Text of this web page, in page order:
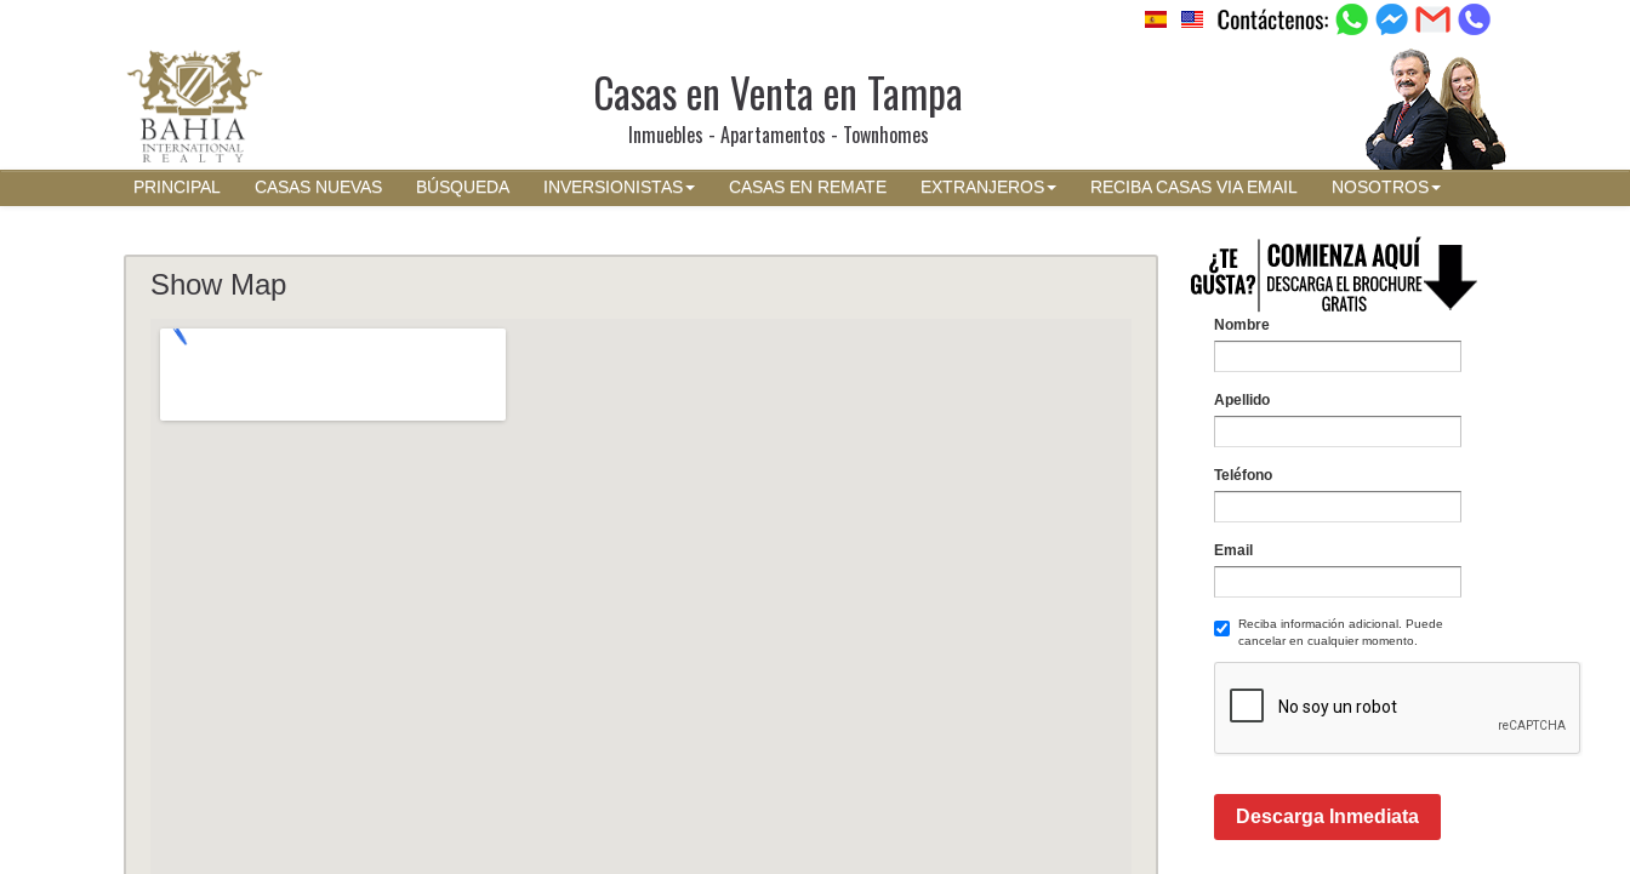
Casas en Venta en Tampa
Inmuebles - Apartamentos - Townhomes
PRINCIPAL CASAS NUEVAS BÚSQUEDA INVERSIONISTAS CASAS EN REMATE EXTRANJEROS RECIBA CASAS VIA EMAIL NOSOTROS
Show Map
Nombre
Apellido
Teléfono
Email
Reciba información adicional. Puede
cancelar en cualquier momento.
Descarga Inmediata